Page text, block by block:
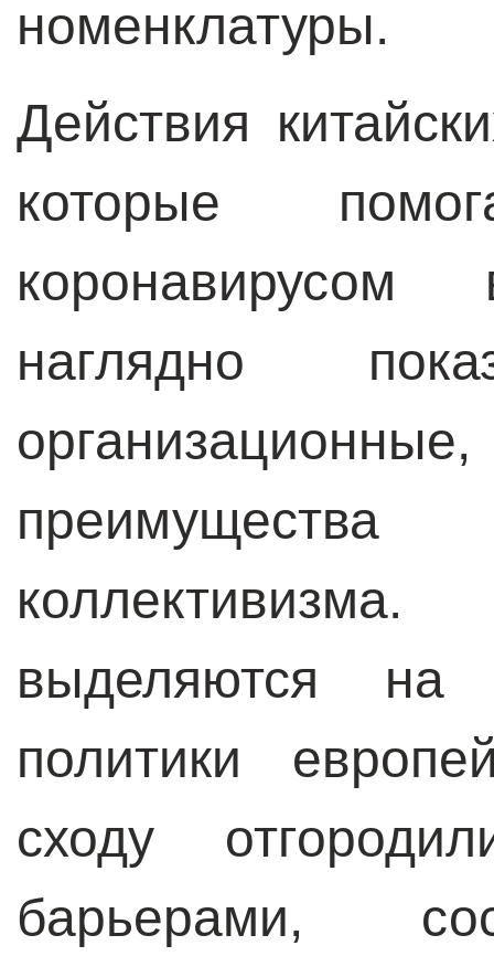
номенклатуры.
Действия
которые
наглядно
преимущества
выделяются на
политики
сходу
барьерами,